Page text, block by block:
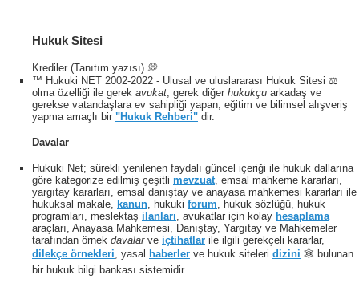
Hukuk Sitesi
Krediler (Tanıtım yazısı) 💭
™ Hukuki NET 2002-2022 - Ulusal ve uluslararası Hukuk Sitesi ⚖️
olma özelliği ile gerek avukat , gerek diğer hukukçu arkadaş ve
gerekse vatandaşlara ev sahipliği yapan, eğitim ve bilimsel alışveriş
yapma amaçlı bir "Hukuk Rehberi" dir.
Davalar
Hukuki Net; sürekli yenilenen faydalı güncel içeriği ile hukuk dallarına
göre kategorize edilmiş çeşitli mevzuat, emsal mahkeme kararları,
yargıtay kararları, emsal danıştay ve anayasa mahkemesi kararları ile
hukuksal makale, kanun, hukuki forum, hukuk sözlüğü, hukuk
programları, meslektaş ilanları, avukatlar için kolay hesaplama
araçları, Anayasa Mahkemesi, Danıştay, Yargıtay ve Mahkemeler
tarafından örnek davalarve içtihatlar ile ilgili gerekçeli kararlar,
dilekçe örnekleri, yasal haberler ve hukuk siteleri dizini 🕸 bulunan
bir hukuk bilgi bankası sistemidir.